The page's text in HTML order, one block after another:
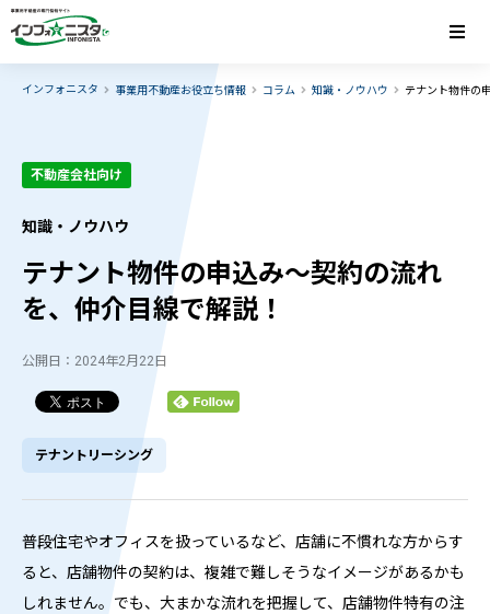
インフォニスタ 事業用不動産お役立ち情報 コラム 知識・ノウハウ テナント物件の
不動産会社向け
知識・ノウハウ
テナント物件の申込み～契約の流れ
を、仲介目線で解説！
公開日：2024年2月22日
テナントリーシング
普段住宅やオフィスを扱っているなど、店舗に不慣れな方からす
ると、店舗物件の契約は、複雑で難しそうなイメージがあるかも
しれません。でも、大まかな流れを把握して、店舗物件特有の注